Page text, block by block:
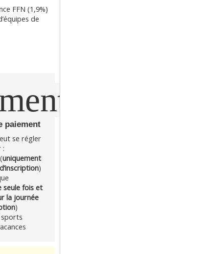
FFN (1,9%)
de
paiement
se régler
:
uniquement
)
seule fois et
la journée
)